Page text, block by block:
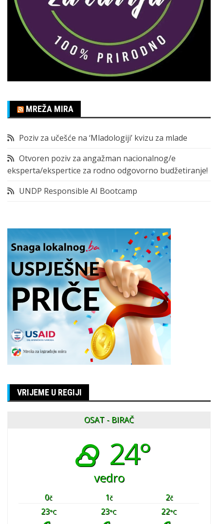
MREŽA MIRA
Poziv za učešće na ‘Mladologiji’ kvizu za mlade
Otvoren poziv za angažman nacionalnog/e
eksperta/ekspertice za rodno odgovorno budžetiranje!
UNDP Responsible AI Bootcamp
VRIJEME U REGIJI
OSAT - BIRAČ
24°
vedro
0č 1č 2č
23°C 23°C 22°C